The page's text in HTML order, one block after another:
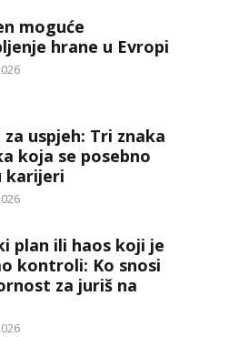
moguće
hrane u Evropi
za uspjeh: Tri znaka
koja se posebno
karijeri
plan ili haos koji je
kontroli: Ko snosi
za juriš na